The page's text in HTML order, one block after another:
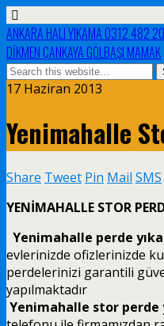
ANKARA HALI YIKAMA 0312 482
DİKMEN ÇANKAYA GÖLBAŞI MAMAK
17 Haziran 2013
Yenimahalle
Share Tweet Pin Mail SMS
YENİMAHALLE STOR
Yenimahalle perde
evlerinizde ofizlerinizde
perdelerinizi garantili
yapılmaktadır
Yenimahalle stor perde